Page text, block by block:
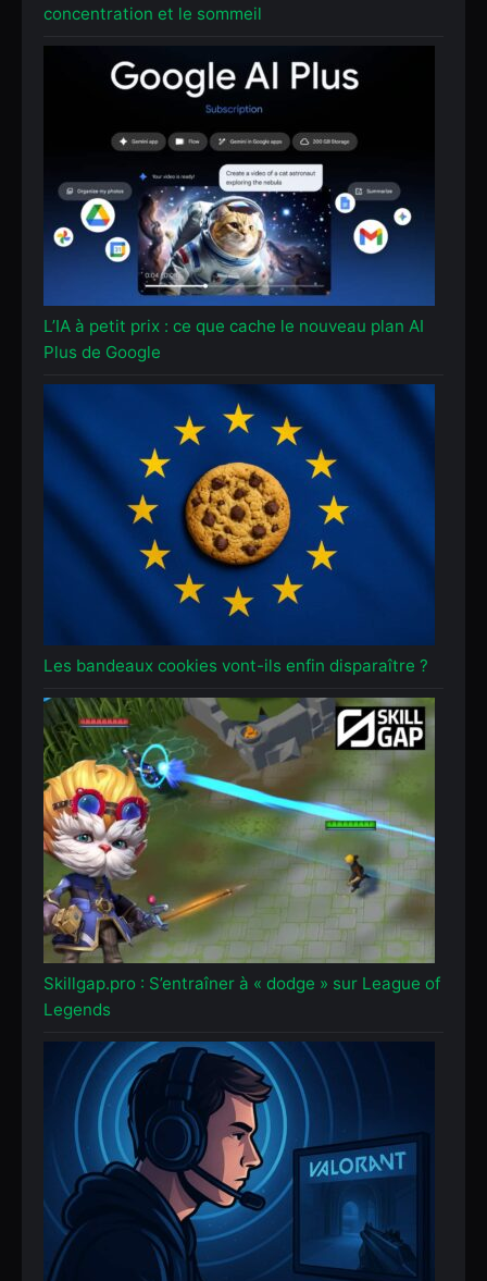
concentration et le sommeil
L’IA à petit prix : ce que cache le nouveau plan AI
Plus de Google
Les bandeaux cookies vont-ils enfin disparaître ?
Skillgap.pro : S’entraîner à « dodge » sur League of
Legends